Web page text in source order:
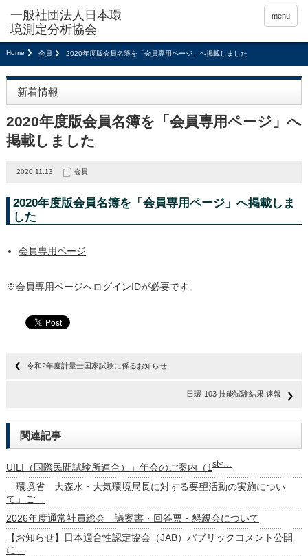
menu
Home 会員 2020年度版会員名簿を「会員専用ページ」へ掲載しました
新着情報
2020年度版会員名簿を「会員専用ページ」へ
掲載しました
2020.11.13 会員
2020年度版会員名簿を「会員専用ページ」へ掲載しま
した
会員専用ページ
※会員専用ページへログインIDが必要です。
令和2年度計量士国家試験に係るお知らせ
日環-103 技能試験結果 速報
関連記事
UILI（国際民間試験所連合）」年会のご案内（1 st<…
「環境省 大森水・大気環境局長に対する要望活動の実施につい
て」ご…
2026年度通常社員総会 議案書・回答票・懇親会について
【お知らせ】日本適合性認定協会（JAB）パブリックコメント公開
に…